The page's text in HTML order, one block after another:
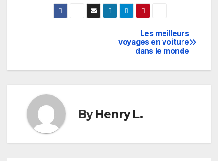
Les meilleurs
voyages en voiture
dans le monde
ByHenry L.